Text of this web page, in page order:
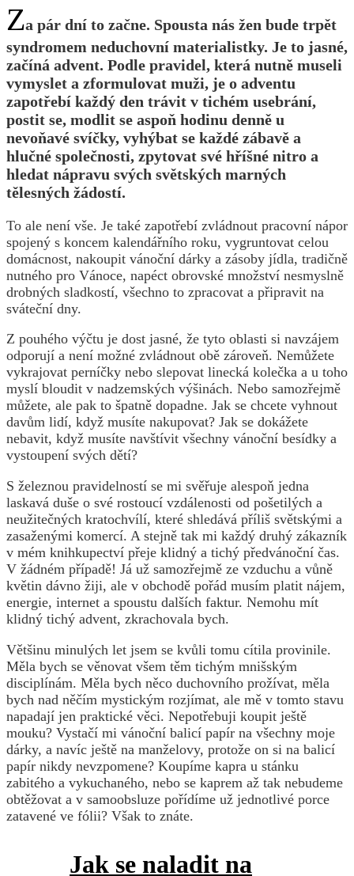
Za pár dní to začne. Spousta nás žen bude trpět
syndromem neduchovní materialistky. Je to jasné,
začíná advent. Podle pravidel, která nutně museli
vymyslet a zformulovat muži, je o adventu
zapotřebí každý den trávit v tichém usebrání,
postit se, modlit se aspoň hodinu denně u
nevoňavé svíčky, vyhýbat se každé zábavě a
hlučné společnosti, zpytovat své hříšné nitro a
hledat nápravu svých světských marných
tělesných žádostí.
To ale není vše. Je také zapotřebí zvládnout pracovní nápor
spojený s koncem kalendářního roku, vygruntovat celou
domácnost, nakoupit vánoční dárky a zásoby jídla, tradičně
nutného pro Vánoce, napéct obrovské množství nesmyslně
drobných sladkostí, všechno to zpracovat a připravit na
sváteční dny.
Z pouhého výčtu je dost jasné, že tyto oblasti si navzájem
odporují a není možné zvládnout obě zároveň. Nemůžete
vykrajovat perníčky nebo slepovat linecká kolečka a u toho
myslí bloudit v nadzemských výšinách. Nebo samozřejmě
můžete, ale pak to špatně dopadne. Jak se chcete vyhnout
davům lidí, když musíte nakupovat? Jak se dokážete
nebavit, když musíte navštívit všechny vánoční besídky a
vystoupení svých dětí?
S železnou pravidelností se mi svěřuje alespoň jedna
laskavá duše o své rostoucí vzdálenosti od pošetilých a
neužitečných kratochvílí, které shledává příliš světskými a
zasaženými komercí. A stejně tak mi každý druhý zákazník
v mém knihkupectví přeje klidný a tichý předvánoční čas.
V žádném případě! Já už samozřejmě ze vzduchu a vůně
květin dávno žiji, ale v obchodě pořád musím platit nájem,
energie, internet a spoustu dalších faktur. Nemohu mít
klidný tichý advent, zkrachovala bych.
Většinu minulých let jsem se kvůli tomu cítila provinile.
Měla bych se věnovat všem těm tichým mnišským
disciplínám. Měla bych něco duchovního prožívat, měla
bych nad něčím mystickým rozjímat, ale mě v tomto stavu
napadají jen praktické věci. Nepotřebuji koupit ještě
mouku? Vystačí mi vánoční balicí papír na všechny moje
dárky, a navíc ještě na manželovy, protože on si na balicí
papír nikdy nevzpomene? Koupíme kapra u stánku
zabitého a vykuchaného, nebo se kaprem až tak nebudeme
obtěžovat a v samoobsluze pořídíme už jednotlivé porce
zatavené ve fólii? Však to znáte.
Jak se naladit na